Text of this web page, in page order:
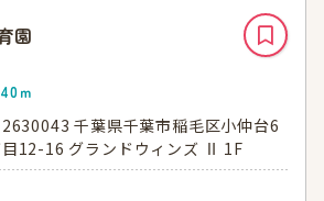
園
ｍ
2630043 千葉県千葉市稲毛区小仲台6
12-16 グランドウィンズ Ⅱ 1F